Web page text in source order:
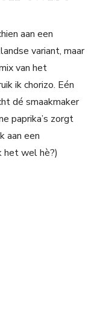
aan een
variant, maar
van het
ik chorizo. Eén
dé smaakmaker
paprika’s zorgt
aan een
het wel hè?)